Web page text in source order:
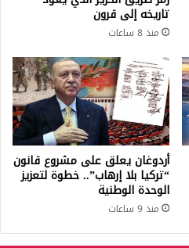
تاريخه إلى قرون
منذ 8 ساعات
أردوغان يعلق على مشروع قانون
“تركيا بلا إرهاب”.. خطوة لتعزيز
الوحدة الوطنية
منذ 9 ساعات